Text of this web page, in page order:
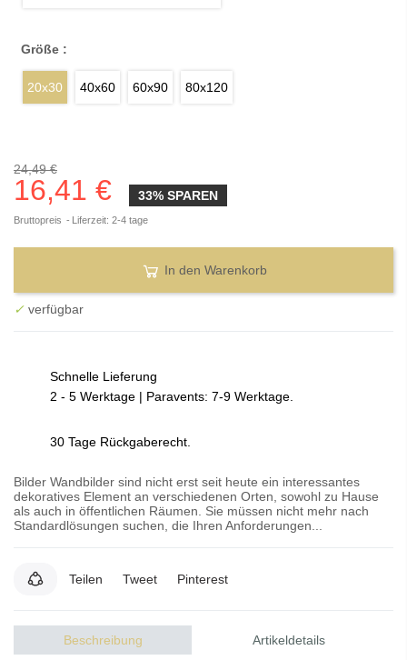
Größe :
20x30 40x60 60x90 80x120
24,49 €
16,41 € 33% SPAREN
Bruttopreis Liferzeit: 2-4 tage
In den Warenkorb
✓ verfügbar
Schnelle Lieferung
2 - 5 Werktage | Paravents: 7-9 Werktage.
30 Tage Rückgaberecht.
Bilder Wandbilder sind nicht erst seit heute ein interessantes
dekoratives Element an verschiedenen Orten, sowohl zu Hause
als auch in öffentlichen Räumen. Sie müssen nicht mehr nach
Standardlösungen suchen, die Ihren Anforderungen...
Teilen Tweet Pinterest
Beschreibung
Artikeldetails